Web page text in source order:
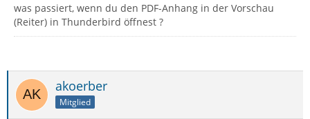
was passiert, wenn du den PDF-Anhang in der Vorschau
(Reiter) in Thunderbird öffnest ?
akoerber
Mitglied